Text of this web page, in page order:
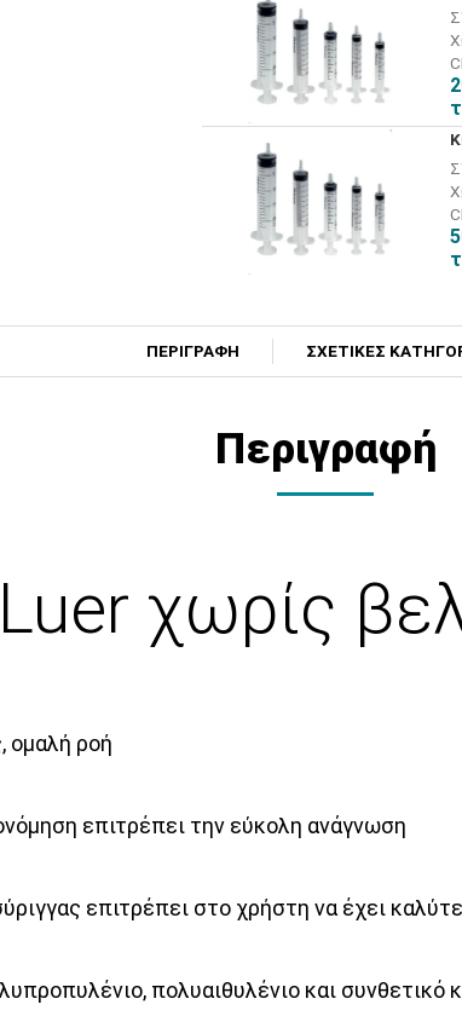
ΠΕΡΙΓΡΑΦΗ ΣΧΕΤΙΚΕΣ
Περιγραφή
χωρίς
ομαλή ροή
επιτρέπει την εύκολη ανάγνωση
επιτρέπει στο χρήστη να έχει
πολυαιθυλένιο και συνθετικό